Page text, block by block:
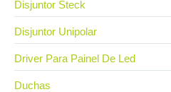
Disjuntor Steck
Disjuntor Unipolar
Driver Para Painel De Led
Duchas